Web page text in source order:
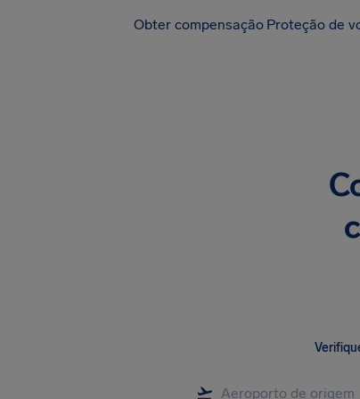
Obter compensação Proteção de